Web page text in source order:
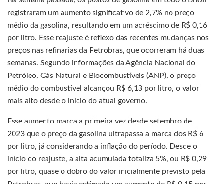
registraram um aumento significativo de 2,7% no preço
médio da gasolina, resultando em um acréscimo de R$ 0,16
por litro. Esse reajuste é reflexo das recentes mudanças nos
preços nas refinarias da Petrobras, que ocorreram há duas
semanas. Segundo informações da Agência Nacional do
Petróleo, Gás Natural e Biocombustíveis (ANP), o preço
médio do combustível alcançou R$ 6,13 por litro, o valor
mais alto desde o início do atual governo.
Esse aumento marca a primeira vez desde setembro de
2023 que o preço da gasolina ultrapassa a marca dos R$ 6
por litro, já considerando a inflação do período. Desde o
início do reajuste, a alta acumulada totaliza 5%, ou R$ 0,29
por litro, quase o dobro do valor inicialmente previsto pela